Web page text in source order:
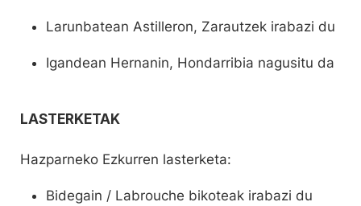
Larunbatean Astilleron, Zarautzek irabazi du
Igandean Hernanin, Hondarribia nagusitu da
LASTERKETAK
Hazparneko Ezkurren lasterketa:
Bidegain / Labrouche bikoteak irabazi du